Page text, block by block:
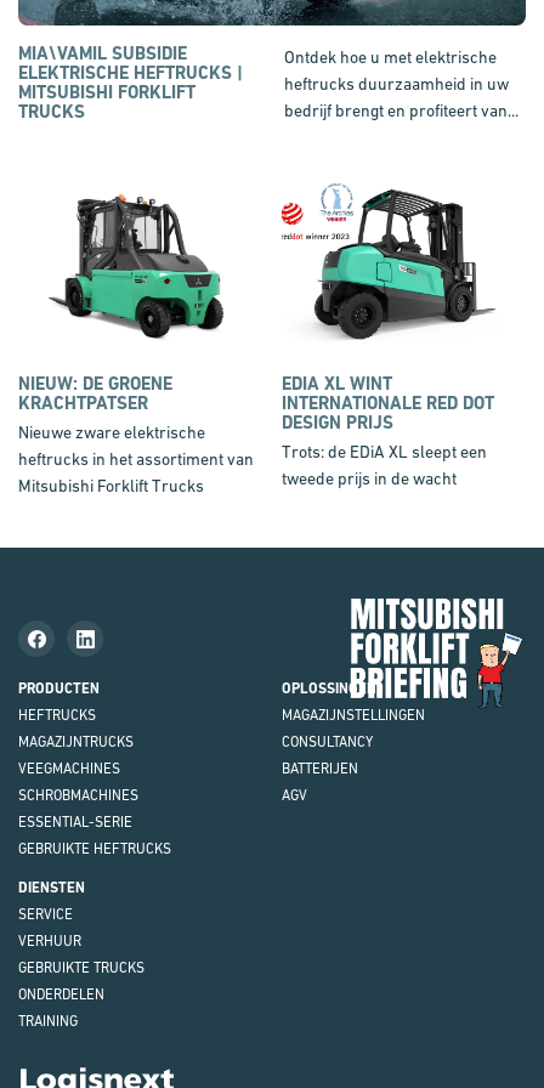
MIA\VAMIL SUBSIDIE
ELEKTRISCHE HEFTRUCKS |
MITSUBISHI FORKLIFT
TRUCKS
Ontdek hoe u met elektrische
heftrucks duurzaamheid in uw
bedrijf brengt en profiteert van...
NIEUW: DE GROENE
KRACHTPATSER
Nieuwe zware elektrische
heftrucks in het assortiment van
Mitsubishi Forklift Trucks
EDIA XL WINT
INTERNATIONALE RED DOT
DESIGN PRIJS
Trots: de EDiA XL sleept een
tweede prijs in de wacht
PRODUCTEN
HEFTRUCKS
MAGAZIJNTRUCKS
VEEGMACHINES
SCHROBMACHINES
ESSENTIAL-SERIE
GEBRUIKTE HEFTRUCKS
OPLOSSINGEN
MAGAZIJNSTELLINGEN
CONSULTANCY
BATTERIJEN
AGV
DIENSTEN
SERVICE
VERHUUR
GEBRUIKTE TRUCKS
ONDERDELEN
TRAINING